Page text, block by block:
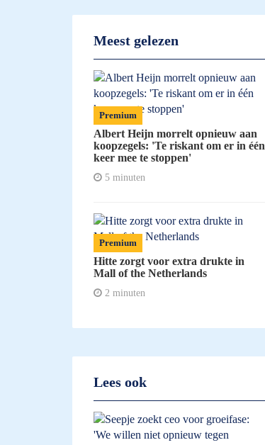
Meest gelezen
Premium
Albert Heijn morrelt opnieuw aan
koopzegels: 'Te riskant om er in één
keer mee te stoppen'
5 minuten
Premium
Hitte zorgt voor extra drukte in
Mall of the Netherlands
2 minuten
Lees ook